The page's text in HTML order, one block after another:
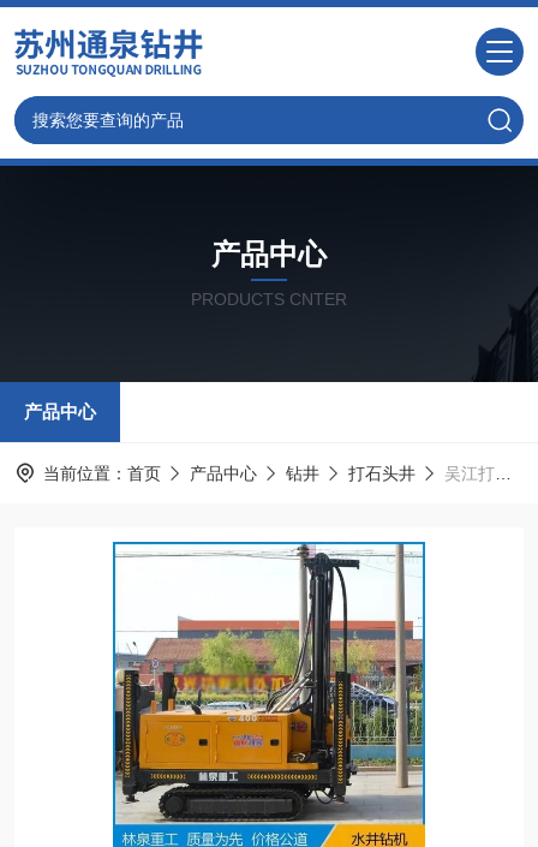
产品中心
PRODUCTS CNTER
产品中心
当前位置： 首页 产品中心 钻井 打石头井 吴江打井,吴江工业钻井,吴江家庭打水井公司